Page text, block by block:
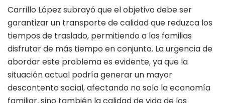
Carrillo López subrayó que el objetivo debe ser
garantizar un transporte de calidad que reduzca los
tiempos de traslado, permitiendo a las familias
disfrutar de más tiempo en conjunto. La urgencia de
abordar este problema es evidente, ya que la
situación actual podría generar un mayor
descontento social, afectando no solo la economía